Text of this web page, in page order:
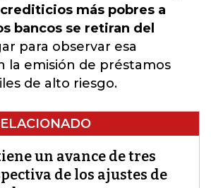
más pobres a
bancos se retiran del
para observar esa
la emisión de préstamos
de alto riesgo.
un avance de tres
de los ajustes de